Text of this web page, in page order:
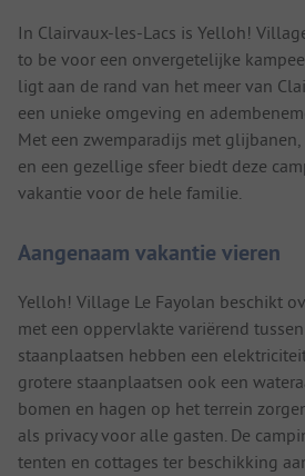
In Clairvaux-les-Lacs is Yelloh!
to be voor een onvergetelijke
ligt aan de rand van het meer van
een unieke omgeving en
Met een zwemparadijs met
en een gezellige sfeer biedt deze
vakantie voor de hele familie.
Aangenaam vakantie vieren
Yelloh! Village Le Fayolan beschikt
met een oppervlakte variërend
staanplaatsen hebben een
grotere staanplaatsen ook een
bomen en hagen op het terrein
als privacy voor alle gasten. De
tenten en cottages ter beschikking